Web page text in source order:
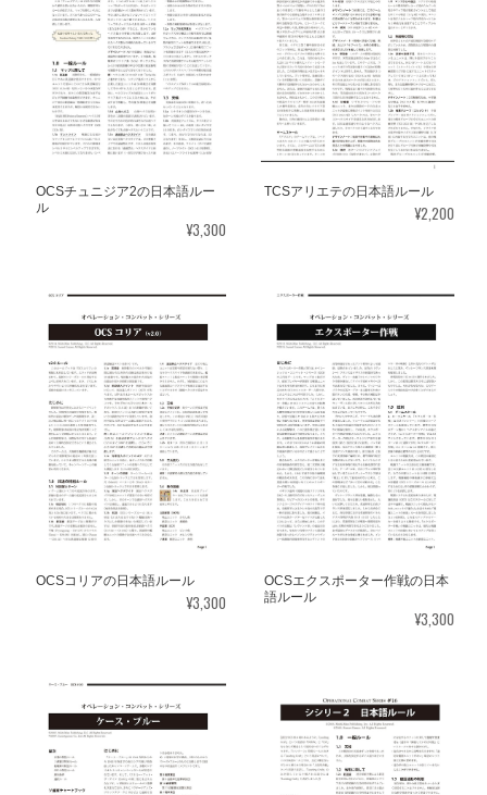
OCSチュニジア2の日本語ルー
ル
¥3,300
TCSアリエテの日本語ルール
¥2,200
OCSコリアの日本語ルール
¥3,300
OCSエクスポーター作戦の日本
語ルール
¥3,300